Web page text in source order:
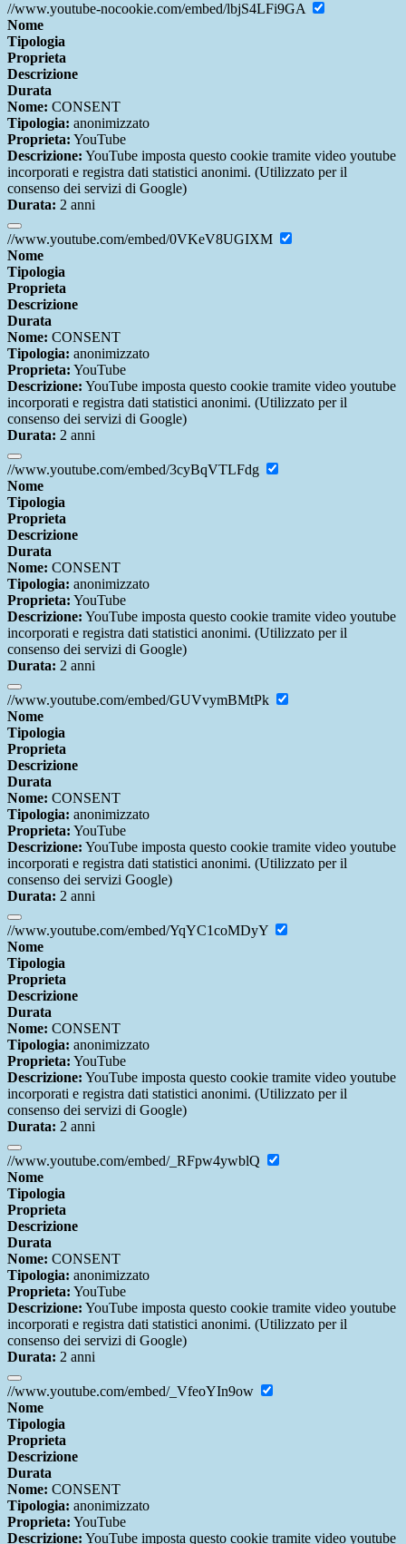
//www.youtube-nocookie.com/embed/lbjS4LFi9GA
Nome
Tipologia
Proprieta
Descrizione
Durata
Nome: CONSENT
Tipologia: anonimizzato
Proprieta: YouTube
Descrizione: YouTube imposta questo cookie tramite video youtube
incorporati e registra dati statistici anonimi. (Utilizzato per il
consenso dei servizi di Google)
Durata: 2 anni
//www.youtube.com/embed/0VKeV8UGIXM
Nome
Tipologia
Proprieta
Descrizione
Durata
Nome: CONSENT
Tipologia: anonimizzato
Proprieta: YouTube
Descrizione: YouTube imposta questo cookie tramite video youtube
incorporati e registra dati statistici anonimi. (Utilizzato per il
consenso dei servizi di Google)
Durata: 2 anni
//www.youtube.com/embed/3cyBqVTLFdg
Nome
Tipologia
Proprieta
Descrizione
Durata
Nome: CONSENT
Tipologia: anonimizzato
Proprieta: YouTube
Descrizione: YouTube imposta questo cookie tramite video youtube
incorporati e registra dati statistici anonimi. (Utilizzato per il
consenso dei servizi di Google)
Durata: 2 anni
//www.youtube.com/embed/GUVvymBMtPk
Nome
Tipologia
Proprieta
Descrizione
Durata
Nome: CONSENT
Tipologia: anonimizzato
Proprieta: YouTube
Descrizione: YouTube imposta questo cookie tramite video youtube
incorporati e registra dati statistici anonimi. (Utilizzato per il
consenso dei servizi Google)
Durata: 2 anni
//www.youtube.com/embed/YqYC1coMDyY
Nome
Tipologia
Proprieta
Descrizione
Durata
Nome: CONSENT
Tipologia: anonimizzato
Proprieta: YouTube
Descrizione: YouTube imposta questo cookie tramite video youtube
incorporati e registra dati statistici anonimi. (Utilizzato per il
consenso dei servizi di Google)
Durata: 2 anni
//www.youtube.com/embed/_RFpw4ywblQ
Nome
Tipologia
Proprieta
Descrizione
Durata
Nome: CONSENT
Tipologia: anonimizzato
Proprieta: YouTube
Descrizione: YouTube imposta questo cookie tramite video youtube
incorporati e registra dati statistici anonimi. (Utilizzato per il
consenso dei servizi di Google)
Durata: 2 anni
//www.youtube.com/embed/_VfeoYIn9ow
Nome
Tipologia
Proprieta
Descrizione
Durata
Nome: CONSENT
Tipologia: anonimizzato
Proprieta: YouTube
Descrizione: YouTube imposta questo cookie tramite video youtube